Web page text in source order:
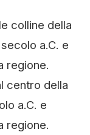
colline della
a.C. e
regione.
centro della
a.C. e
regione.